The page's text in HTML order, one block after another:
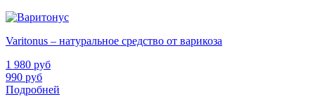
Varitonus – натуральное средство от варикоза
1 980 руб
990 руб
Подробней